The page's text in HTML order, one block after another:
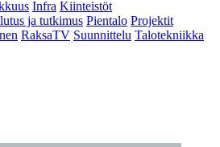
Infra Kiinteistöt
ja tutkimus Pientalo Projektit
RaksaTV Suunnittelu Talotekniikka